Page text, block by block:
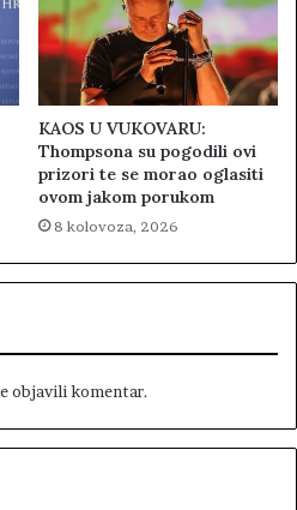
KAOS U VUKOVARU:
Thompsona su pogodili ovi
prizori te se morao oglasiti
ovom jakom porukom
8 kolovoza, 2026
objavili komentar.